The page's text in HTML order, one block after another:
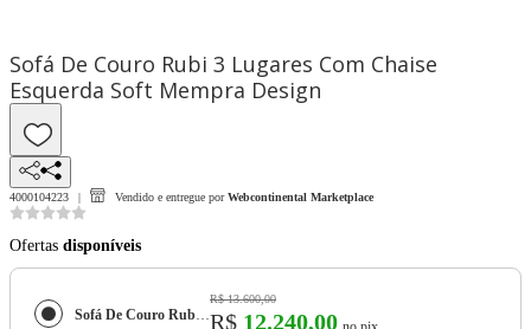
Sofá De Couro Rubi 3 Lugares Com Chaise
Esquerda Soft Mempra Design
4000104223 Vendido e entregue por Webcontinental Marketplace
Ofertas disponíveis
Sofá De Couro Rubi 3 Lugares Com Chaise Esquerda Soft Mempra Design
R$ 13.600,00
R$ 12.240,00